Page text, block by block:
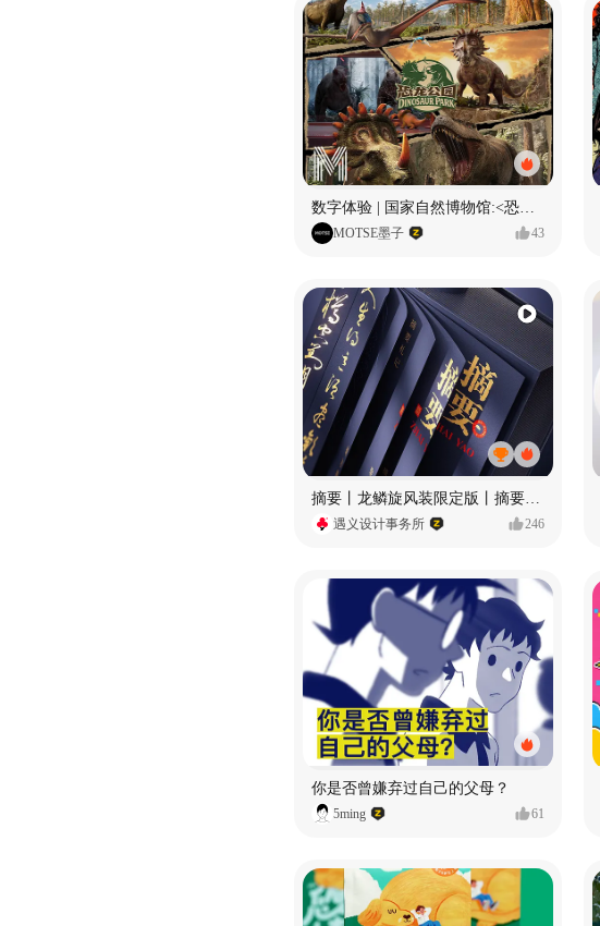
数字体验 | 国家自然博物馆:<恐龙公园>沉浸特展
MOTSE墨子 43
遇义设计事务所 246
你是否曾嫌弃过自己的父母？
5ming 61